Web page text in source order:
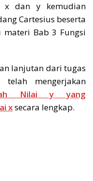
x dan y kemudian
Cartesius beserta
Bab 3 Fungsi
lanjutan dari tugas
telah mengerjakan
Nilai y yang
xsecara lengkap.